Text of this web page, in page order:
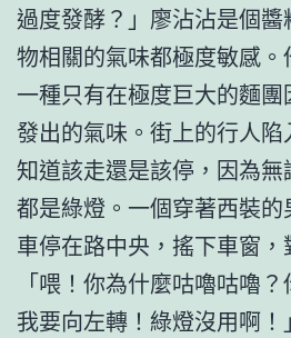
過度發酵？」廖沾沾是個
物相關的氣味都極度敏感
一種只有在極度巨大的麵
發出的氣味。街上的行人
知道該走還是該停，因為無
都是綠燈。一個穿著西裝
車停在路中央，搖下車窗，
「喂！你為什麼咕嚕咕嚕
我要向左轉！綠燈沒用啊